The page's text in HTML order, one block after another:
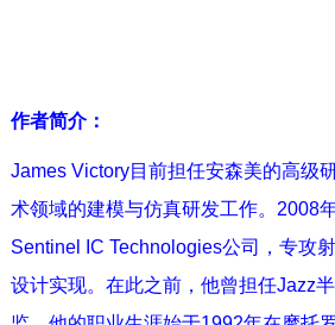
作者简介：
James Victory目前担任安森美的高级
术领域的建模与仿真研发工作。2008
Sentinel IC Technologies公司，专攻
设计实现。在此之前，他曾担任Jazz